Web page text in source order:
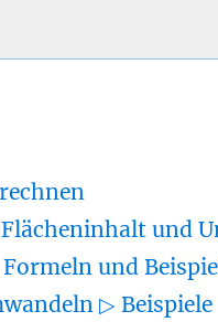
und
und
▷ Beispiele